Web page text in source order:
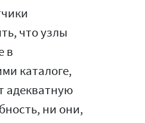
что узлы
в
каталоге,
адекватную
ни они,